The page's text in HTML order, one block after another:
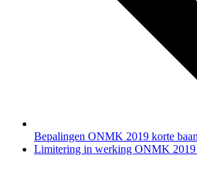
Bepalingen ONMK 2019 korte
next
Limitering in werking ONMK 2019